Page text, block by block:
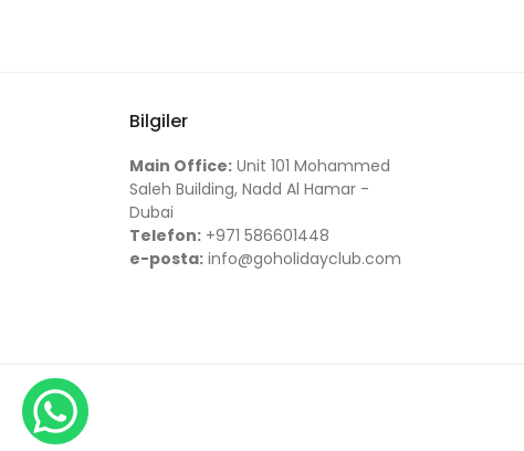
Bilgiler
Main Office: Unit 101 Mohammed
Saleh Building, Nadd Al Hamar -
Dubai
Telefon: +971 586601448
e-posta: info@goholidayclub.com